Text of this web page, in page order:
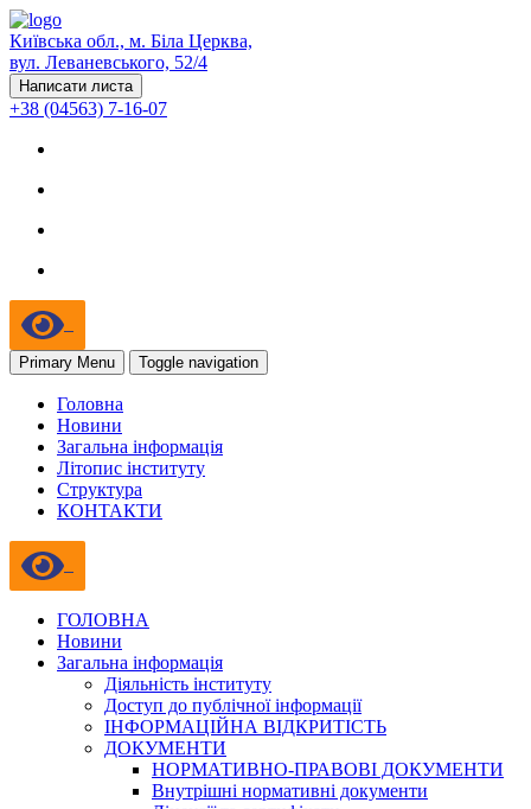
Київська обл., м. Біла Церква,
вул. Леваневського, 52/4
Написати листа
+38 (04563) 7-16-07
Primary Menu Toggle navigation
Головна
Новини
Загальна інформація
Літопис інституту
Структура
КОНТАКТИ
ГОЛОВНА
Новини
Загальна інформація
Діяльність інституту
Доступ до публічної інформації
ІНФОРМАЦІЙНА ВІДКРИТІСТЬ
ДОКУМЕНТИ
НОРМАТИВНО-ПРАВОВІ ДОКУМЕНТИ
Внутрішні нормативні документи